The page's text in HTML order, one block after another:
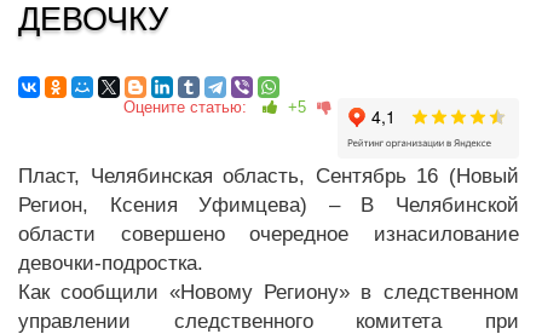
ДЕВОЧКУ
Оцените статью: +5
Пласт, Челябинская область, Сентябрь 16 (Новый
Регион, Ксения Уфимцева) – В Челябинской
области совершено очередное изнасилование
девочки-подростка.
Как сообщили «Новому Региону» в следственном
управлении следственного комитета при